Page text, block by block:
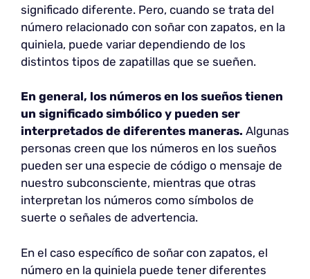
significado diferente. Pero, cuando se trata del
número relacionado con soñar con zapatos, en la
quiniela, puede variar dependiendo de los
distintos tipos de zapatillas que se sueñen.
En general, los números en los sueños tienen
un significado simbólico y pueden ser
interpretados de diferentes maneras. Algunas
personas creen que los números en los sueños
pueden ser una especie de código o mensaje de
nuestro subconsciente, mientras que otras
interpretan los números como símbolos de
suerte o señales de advertencia.
En el caso específico de soñar con zapatos, el
número en la quiniela puede tener diferentes